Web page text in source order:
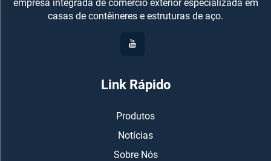
empresa integrada de comércio exterior especializada em
casas de contêineres e estruturas de aço.
Link Rápido
Produtos
Notícias
Sobre Nós